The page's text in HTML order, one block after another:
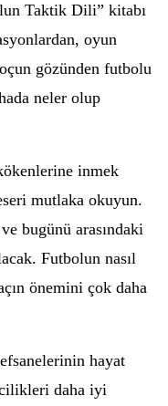
Taktik Dili” kitabı
oyun
gözünden futbolu
neler olup
inmek
mutlaka okuyun.
bugünü arasındaki
Futbolun nasıl
önemini çok daha
hayat
daha iyi